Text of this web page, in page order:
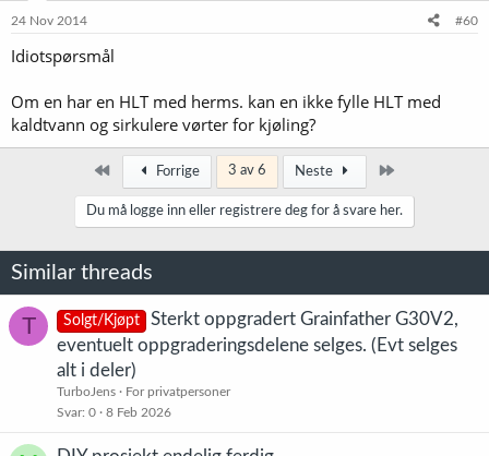
e
:
24 Nov 2014 #60
Idiotspørsmål
Om en har en HLT med herms. kan en ikke fylle HLT med
kaldtvann og sirkulere vørter for kjøling?
Først Forrige 3 av 6 Neste
Du må logge inn eller registrere deg for å svare her.
Similar threads
T Solgt/Kjøpt
Sterkt oppgradert Grainfather G30V2,
eventuelt oppgraderingsdelene selges. (Evt selges
alt i deler)
TurboJens
For privatpersoner
Svar 0 8 Feb 2026